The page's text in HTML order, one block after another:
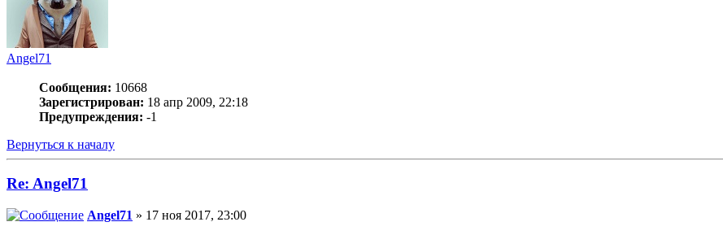
Angel71
Сообщения: 10668
Зарегистрирован: 18 апр 2009, 22:18
Предупреждения: -1
Вернуться к началу
Re: Angel71
Angel71 » 17 ноя 2017, 23:00